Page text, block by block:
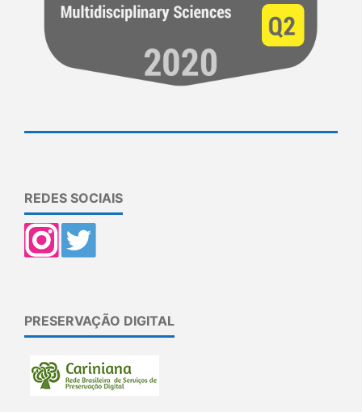
REDES SOCIAIS
PRESERVAÇÃO DIGITAL